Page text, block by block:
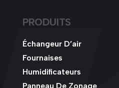
PRODUITS
Échangeur D’air
Fournaises
Humidificateurs
Panneau De Zonage